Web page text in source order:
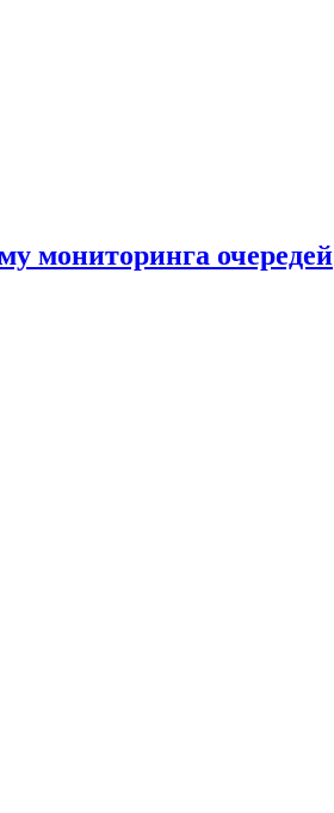
мониторинга очередей